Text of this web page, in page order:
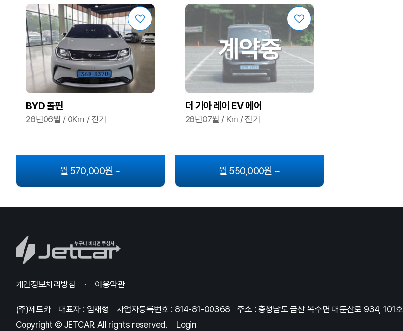
BYD 돌핀
26년06월 / 0Km / 전기
월 570,000원 ~
계약중
더 기아 레이 EV 에어
26년07월 / Km / 전기
월 550,000원 ~
개인정보처리방침 이용약관
(주)제트카 대표자 : 임재형 사업자등록번호 : 814-81-00368 주소 : 충청남도 금산 복수면 대둔산로 934, 101호
Copyright © JETCAR. All rights reserved.
Login